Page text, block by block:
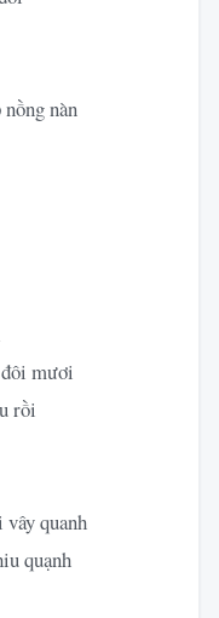
nàn
mươi
rồi
quanh
quạnh